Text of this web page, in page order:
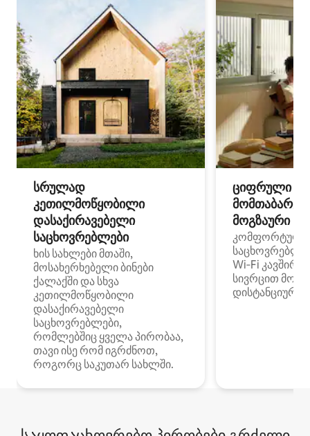
სრულად
კეთილმოწყობილი
დასაქირავებელი
საცხოვრებლები
ხის სახლები მთაში,
მოსახერხებელი ბინები
ქალაქში და სხვა
კეთილმოწყობილი
დასაქირავებელი
საცხოვრებლები,
რომლებშიც ყველა პირობაა,
თავი ისე რომ იგრძნოთ,
როგორც საკუთარ სახლში.
ციფრული
მოგზაური
კომფორტული
Wi‑Fi
სივრცით
დისტანციური